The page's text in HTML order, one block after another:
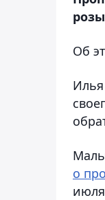
Об
о